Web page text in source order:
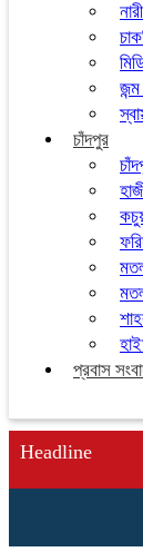
চাঁদপুর
প্রবাস
Headline